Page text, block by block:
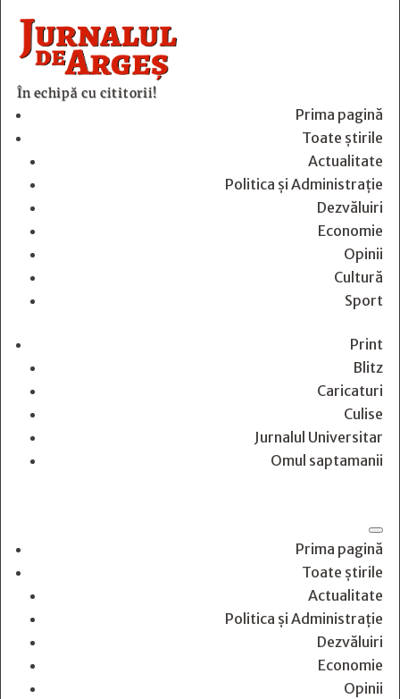
În echipă cu cititorii!
Prima pagină
Toate știrile
Actualitate
Politica și Administrație
Dezvăluiri
Economie
Opinii
Cultură
Sport
Print
Blitz
Caricaturi
Culise
Jurnalul Universitar
Omul saptamanii
Prima pagină
Toate știrile
Actualitate
Politica și Administrație
Dezvăluiri
Economie
Opinii